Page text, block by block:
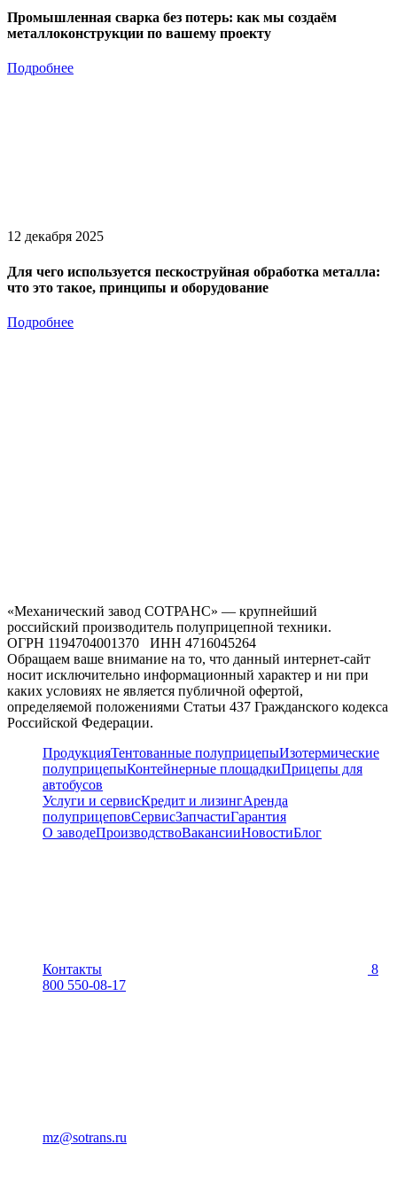
Промышленная сварка без потерь: как мы создаём
металлоконструкции по вашему проекту
Подробнее
12 декабря 2025
Для чего используется пескоструйная обработка металла:
что это такое, принципы и оборудование
Подробнее
«Механический завод СОТРАНС» — крупнейший
российский производитель полуприцепной техники.
ОГРН 1194704001370 ИНН 4716045264
Обращаем ваше внимание на то, что данный интернет-сайт
носит исключительно информационный характер и ни при
каких условиях не является публичной офертой,
определяемой положениями Статьи 437 Гражданского кодекса
Российской Федерации.
ПродукцияТентованные полуприцепыИзотермические
полуприцепыКонтейнерные площадкиПрицепы для
автобусов
Услуги и сервисКредит и лизингАренда
полуприцеповСервисЗапчастиГарантия
О заводеПроизводствоВакансииНовостиБлог
Контакты
8
800 550-08-17
mz@sotrans.ru